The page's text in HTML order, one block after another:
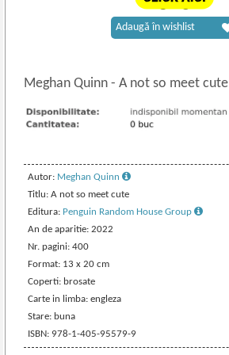
Meghan Quinn- A not so meet cute
Autor: Meghan Quinn
Titlu: A not so meet cute
Editura: Penguin Random House Group
An de aparitie: 2022
Nr. pagini: 400
Format: 13 x 20 cm
Coperti: brosate
Carte in limba: engleza
Stare: buna
ISBN: 978-1-405-95579-9
Adaugă în wishlist